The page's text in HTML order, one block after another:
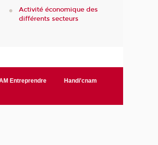
Activité économique des
différents secteurs
Entreprendre
Handi'cnam